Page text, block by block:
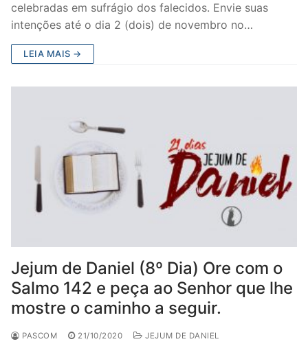
celebradas em sufrágio dos falecidos. Envie suas
intenções até o dia 2 (dois) de novembro no…
LEIA MAIS →
Jejum de Daniel (8º Dia) Ore com o
Salmo 142 e peça ao Senhor que lhe
mostre o caminho a seguir.
PASCOM 21/10/2020
JEJUM DE DANIEL